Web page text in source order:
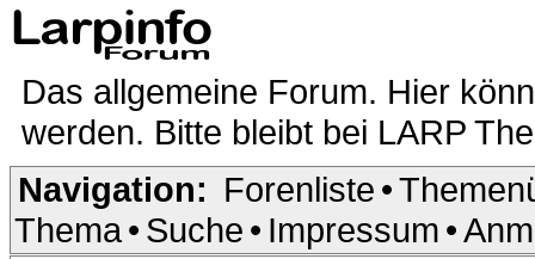
Das allgemeine Forum. Hier
werden. Bitte bleibt bei LARP
Navigation: Forenliste •
Thema• Suche • Impressum •